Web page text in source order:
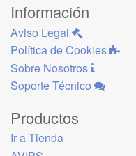
Información
Aviso Legal
Política de Cookies
Sobre Nosotros
Soporte Técnico
Productos
Ir a Tienda